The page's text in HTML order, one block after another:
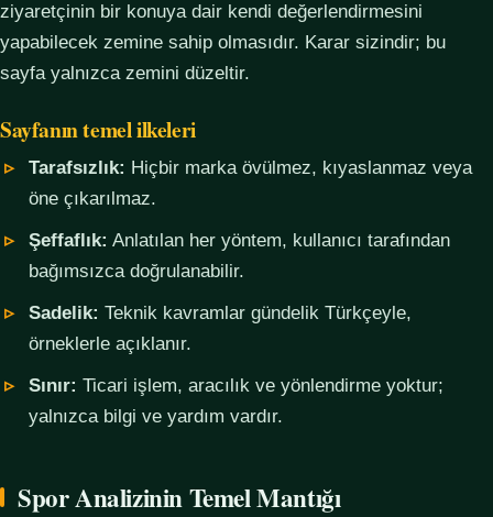
ziyaretçinin bir konuya dair kendi değerlendirmesini
yapabilecek zemine sahip olmasıdır. Karar sizindir; bu
sayfa yalnızca zemini düzeltir.
Sayfanın temel ilkeleri
Tarafsızlık: Hiçbir marka övülmez, kıyaslanmaz veya
öne çıkarılmaz.
Şeffaflık: Anlatılan her yöntem, kullanıcı tarafından
bağımsızca doğrulanabilir.
Sadelik: Teknik kavramlar gündelik Türkçeyle,
örneklerle açıklanır.
Sınır: Ticari işlem, aracılık ve yönlendirme yoktur;
yalnızca bilgi ve yardım vardır.
Spor Analizinin Temel Mantığı